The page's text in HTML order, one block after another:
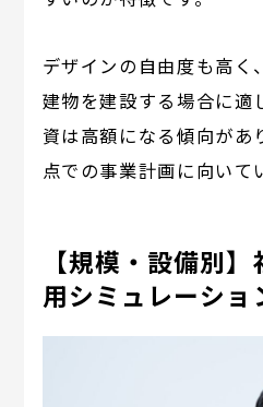
デザインの自由度も高く
建物を建設する場合に適
資は高額になる傾向があ
点での事業計画に向いて
【規模・設備別
用シミュレーショ